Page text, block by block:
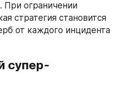
При ограничении
стратегия становится
от каждого инцидента
супер-